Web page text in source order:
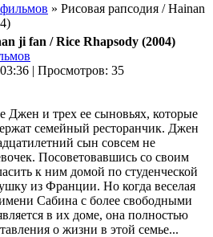
» Рисовая рапсодия / Hainan
ji fan / Rice Rhapsody (2004)
| Просмотров: 35
Джен и трех ее сыновьях, которые
семейный ресторанчик. Джен
сын совсем не
Посоветовавшись со своим
к ним домой по студенческой
из Франции. Но когда веселая
Сабина с более свободными
в их доме, она полностью
о жизни в этой семье...